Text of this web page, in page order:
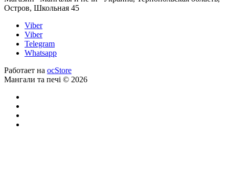
Остров, Школьная 45
Viber
Viber
Telegram
Whatsapp
Работает на ocStore
Мангали та печі © 2026